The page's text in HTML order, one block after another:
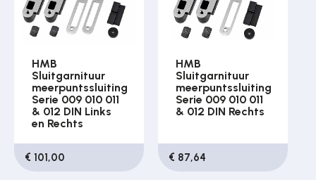
HMB
Sluitgarnituur
meerpuntssluiting
Serie 009 010 011
& 012 DIN Links
en Rechts
€ 101,00
HMB
Sluitgarnituur
meerpuntssluiting
Serie 009 010 011
& 012 DIN Rechts
€ 87,64